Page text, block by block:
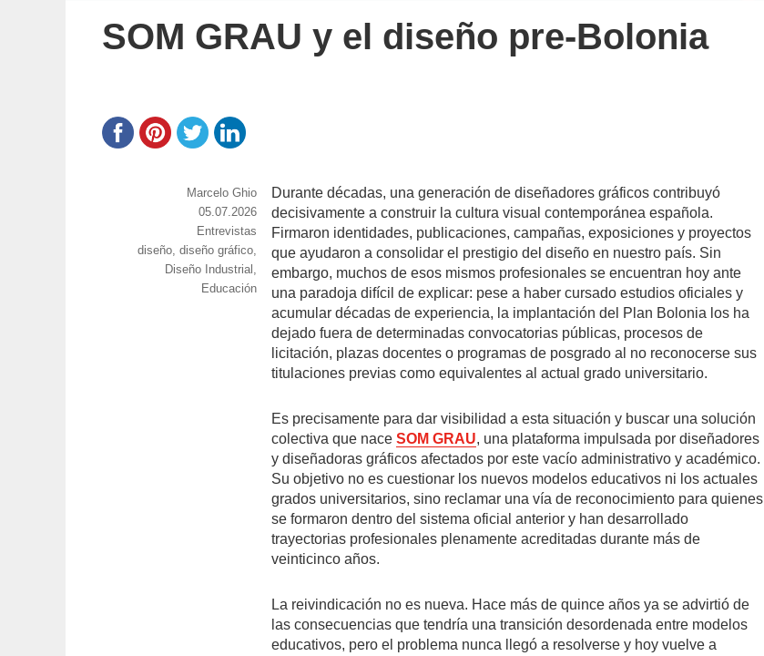
SOM GRAU y el diseño pre-Bolonia
Durante décadas, una generación de diseñadores gráficos contribuyó
decisivamente a construir la cultura visual contemporánea española.
Firmaron identidades, publicaciones, campañas, exposiciones y proyectos
que ayudaron a consolidar el prestigio del diseño en nuestro país. Sin
embargo, muchos de esos mismos profesionales se encuentran hoy ante
una paradoja difícil de explicar: pese a haber cursado estudios oficiales y
acumular décadas de experiencia, la implantación del Plan Bolonia los ha
dejado fuera de determinadas convocatorias públicas, procesos de
licitación, plazas docentes o programas de posgrado al no reconocerse sus
titulaciones previas como equivalentes al actual grado universitario.
Es precisamente para dar visibilidad a esta situación y buscar una solución
colectiva que naceSOM GRAU, una plataforma impulsada por diseñadores
y diseñadoras gráficos afectados por este vacío administrativo y académico.
Su objetivo no es cuestionar los nuevos modelos educativos ni los actuales
grados universitarios, sino reclamar una vía de reconocimiento para quienes
se formaron dentro del sistema oficial anterior y han desarrollado
trayectorias profesionales plenamente acreditadas durante más de
veinticinco años.
La reivindicación no es nueva. Hace más de quince años ya se advirtió de
las consecuencias que tendría una transición desordenada entre modelos
educativos, pero el problema nunca llegó a resolverse y hoy vuelve a
https://www.experimenta.es/author/marcelo-
ghio/
Marcelo Ghio
Publicado
el
05.07.2026
Categorías
Entrevistas
Etiquetas
diseño,diseño gráfico,
Diseño Industrial ,
Educación